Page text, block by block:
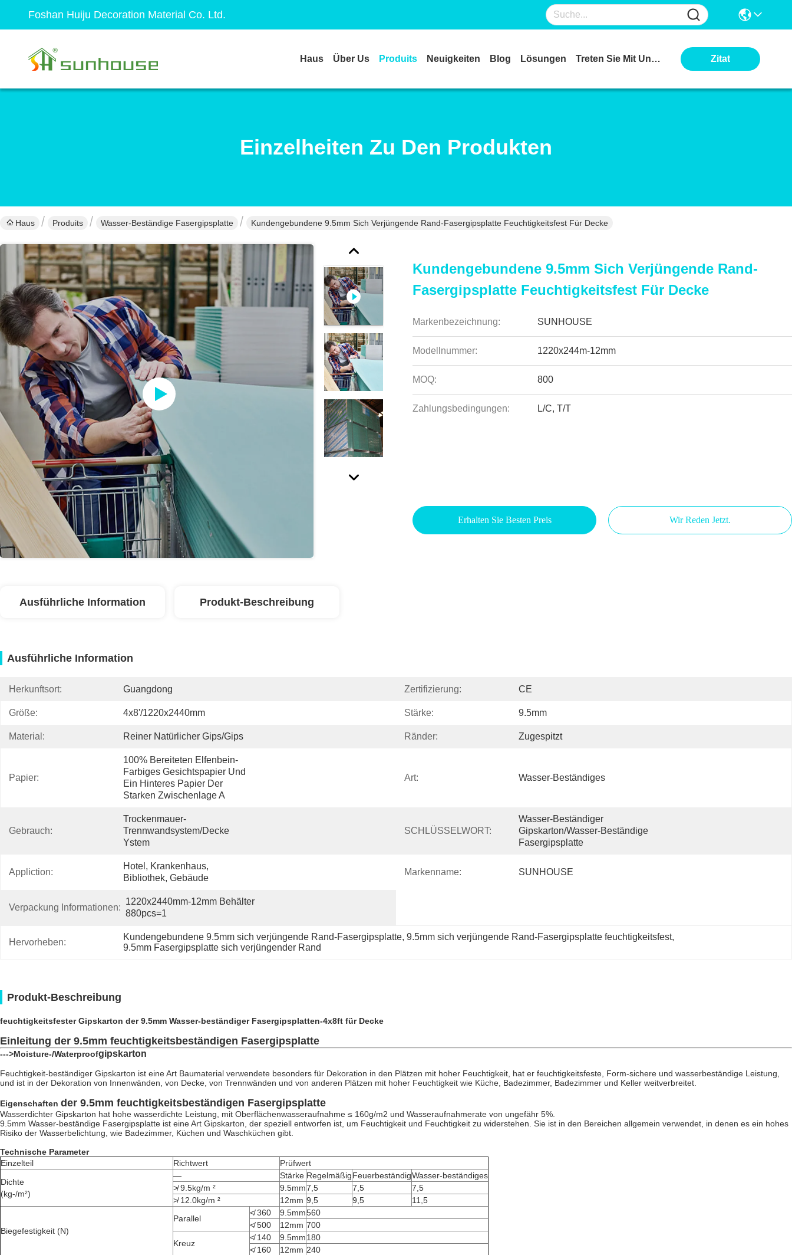
Foshan Huiju Decoration Material Co. Ltd.
Haus Über Us Produits Neuigkeiten Blog Lösungen Treten Sie Mit Uns In Verbindung Zitat
Einzelheiten Zu Den Produkten
Haus Produits Wasser-Beständige Fasergipsplatte Kundengebundene 9.5mm Sich Verjüngende Rand-Fasergipsplatte Feuchtigkeitsfest Für Decke
Kundengebundene 9.5mm Sich Verjüngende Rand-
Fasergipsplatte Feuchtigkeitsfest Für Decke
Markenbezeichnung: SUNHOUSE
Modellnummer: 1220x244m-12mm
MOQ: 800
Zahlungsbedingungen: L/C, T/T
Erhalten Sie Besten Preis Wir Reden Jetzt.
Ausführliche Information Produkt-Beschreibung
Ausführliche Information
Herkunftsort: Guangdong Zertifizierung: CE
Größe: 4x8'/1220x2440mm Stärke: 9.5mm
Material: Reiner Natürlicher Gips/Gips Ränder: Zugespitzt
Papier:
100% Bereiteten Elfenbein-
Farbiges Gesichtspapier Und
Ein Hinteres Papier Der
Starken Zwischenlage A
Art: Wasser-Beständiges
Gebrauch:
Trockenmauer-
Trennwandsystem/Decke
Ystem
SCHLÜSSELWORT:
Wasser-Beständiger
Gipskarton/Wasser-Beständige
Fasergipsplatte
Appliction:
Hotel, Krankenhaus,
Bibliothek, Gebäude
Markenname: SUNHOUSE
Verpackung Informationen:
1220x2440mm-12mm Behälter
880pcs=1
Hervorheben:
Kundengebundene 9.5mm sich verjüngende Rand-Fasergipsplatte, 9.5mm sich verjüngende Rand-Fasergipsplatte feuchtigkeitsfest,
9.5mm Fasergipsplatte sich verjüngender Rand
Produkt-Beschreibung
feuchtigkeitsfester Gipskarton der 9.5mm Wasser-beständiger Fasergipsplatten-4x8ft für Decke
Einleitung der 9.5mm feuchtigkeitsbeständigen Fasergipsplatte
--->Moisture-/Waterproofgipskarton
Feuchtigkeit-beständiger Gipskarton ist eine Art Baumaterial verwendete besonders für Dekoration in den Plätzen mit hoher Feuchtigkeit, hat er feuchtigkeitsfeste, Form-sichere und wasserbeständige Leistung,
und ist in der Dekoration von Innenwänden, von Decke, von Trennwänden und von anderen Plätzen mit hoher Feuchtigkeit wie Küche, Badezimmer, Badezimmer und Keller weitverbreitet.
Eigenschaften der 9.5mm feuchtigkeitsbeständigen Fasergipsplatte
Wasserdichter Gipskarton hat hohe wasserdichte Leistung, mit Oberflächenwasseraufnahme ≤ 160g/m2 und Wasseraufnahmerate von ungefähr 5%.
9.5mm Wasser-beständige Fasergipsplatte ist eine Art Gipskarton, der speziell entworfen ist, um Feuchtigkeit und Feuchtigkeit zu widerstehen. Sie ist in den Bereichen allgemein verwendet, in denen es ein hohes
Risiko der Wasserbelichtung, wie Badezimmer, Küchen und Waschküchen gibt.
Technische Parameter
Einzelteil
Richtwert
Prüfwert
Dichte
(kg-/m²)
— Stärke RegelmäßigFeuerbeständigWasser-beständiges
≯ 9.5kg/m ²
9.5mm7,5 7,5
7,5
≯ 12.0kg/m ²
12mm 9,5 9,5 11,5
Biegefestigkeit (N)
Parallel
≮ 360 9.5mm560
≮ 500
12mm 700
Kreuz
≮ 140 9.5mm180
≮ 160
12mm 240